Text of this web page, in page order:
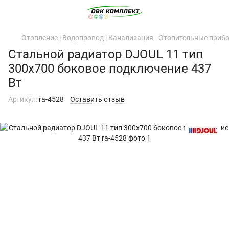
Отопление | Водопровод | Канализация Отопительные
Стальной радиатор DJOUL 11 тип
300х700 боковое подключение 437
Вт
Артикул: ra-4528 Оставить отзыв